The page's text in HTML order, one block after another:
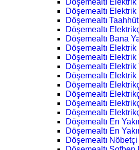
Döşemealtı Elektrik
Döşemealtı Elektrik
Döşemealtı
Döşemealtı
Döşemealtı Bana
Döşemealtı
Döşemealtı Elektrik
Döşemealtı Elektrik
Döşemealtı Elektrik
Döşemealtı
Döşemealtı
Döşemealtı
Döşemealtı
Döşemealtı En
Döşemealtı En
Döşemealtı